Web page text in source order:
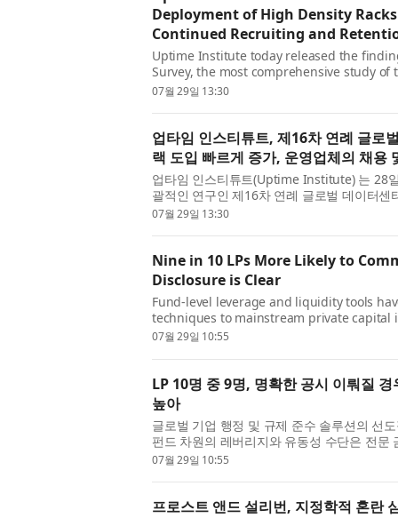
Deployment of High Density
Continued Recruiting and
Uptime Institute today released the
Survey, the most comprehensive study
results reveal an industry navigating
07월 29일 13:30
업타임 인스티튜트, 제16차 연례 글로
랙 도입 빠르게 증가, 운영업체의 채용
업타임 인스티튜트(Uptime Institute) 는 28
괄적인 연구인 제16차 연례 글로벌 데이터
과는 비용 상승이 여전히 경영진의 최대 우
07월 29일 13:30
Nine in 10 LPs More Likely to
Disclosure is Clear
Fund-level leverage and liquidity tools
techniques to mainstream private
from CSC , the leading provider of
07월 29일 10:55
LP 10명 중 9명, 명확한 공시 이뤄질
높아
글로벌 기업 행정 및 규제 준수 솔루션의 선
펀드 차원의 레버리지와 유동성 수단은 전
로 자리 잡았다. 조사 결과, 유한책임투자자
07월 29일 10:55
프로스트 앤드 설리번, 지정학적 혼란